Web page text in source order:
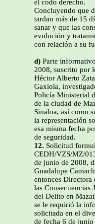
el codo derecho.
Concluyendo que
tardan más de 15
sanar y que las
evolución y
con relación a su
d) Parte
2008, suscrito por
Héctor Alberto
Gaxiola,
Policía Ministerial
de la ciudad de
Sinaloa, así como
la representación
esa misma fecha
de seguridad.
12. Solicitud
CEDH/VZS/MZ/
de junio de 2008,
Guadalupe
entonces Directora
las Consecuencias
del Delito en
se le requirió la
solicitada en el
de fecha 6 de junio